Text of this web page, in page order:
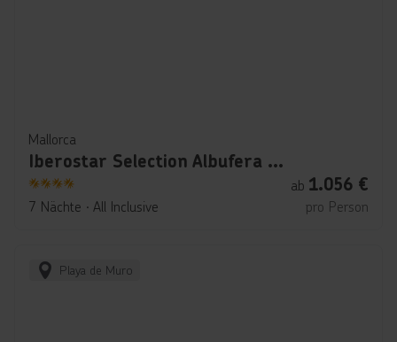
Mallorca
Iberostar Selection Albufera Playa
4
7 Nächte ∙ All Inclusive
ab 1.056 €
pro Person
Playa de Muro